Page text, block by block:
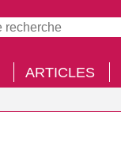
ARTICLES